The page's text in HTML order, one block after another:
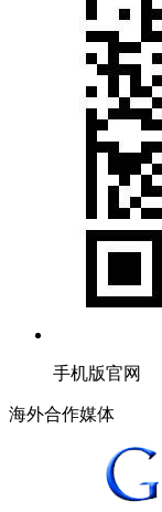
手机版官网
海外合作媒体